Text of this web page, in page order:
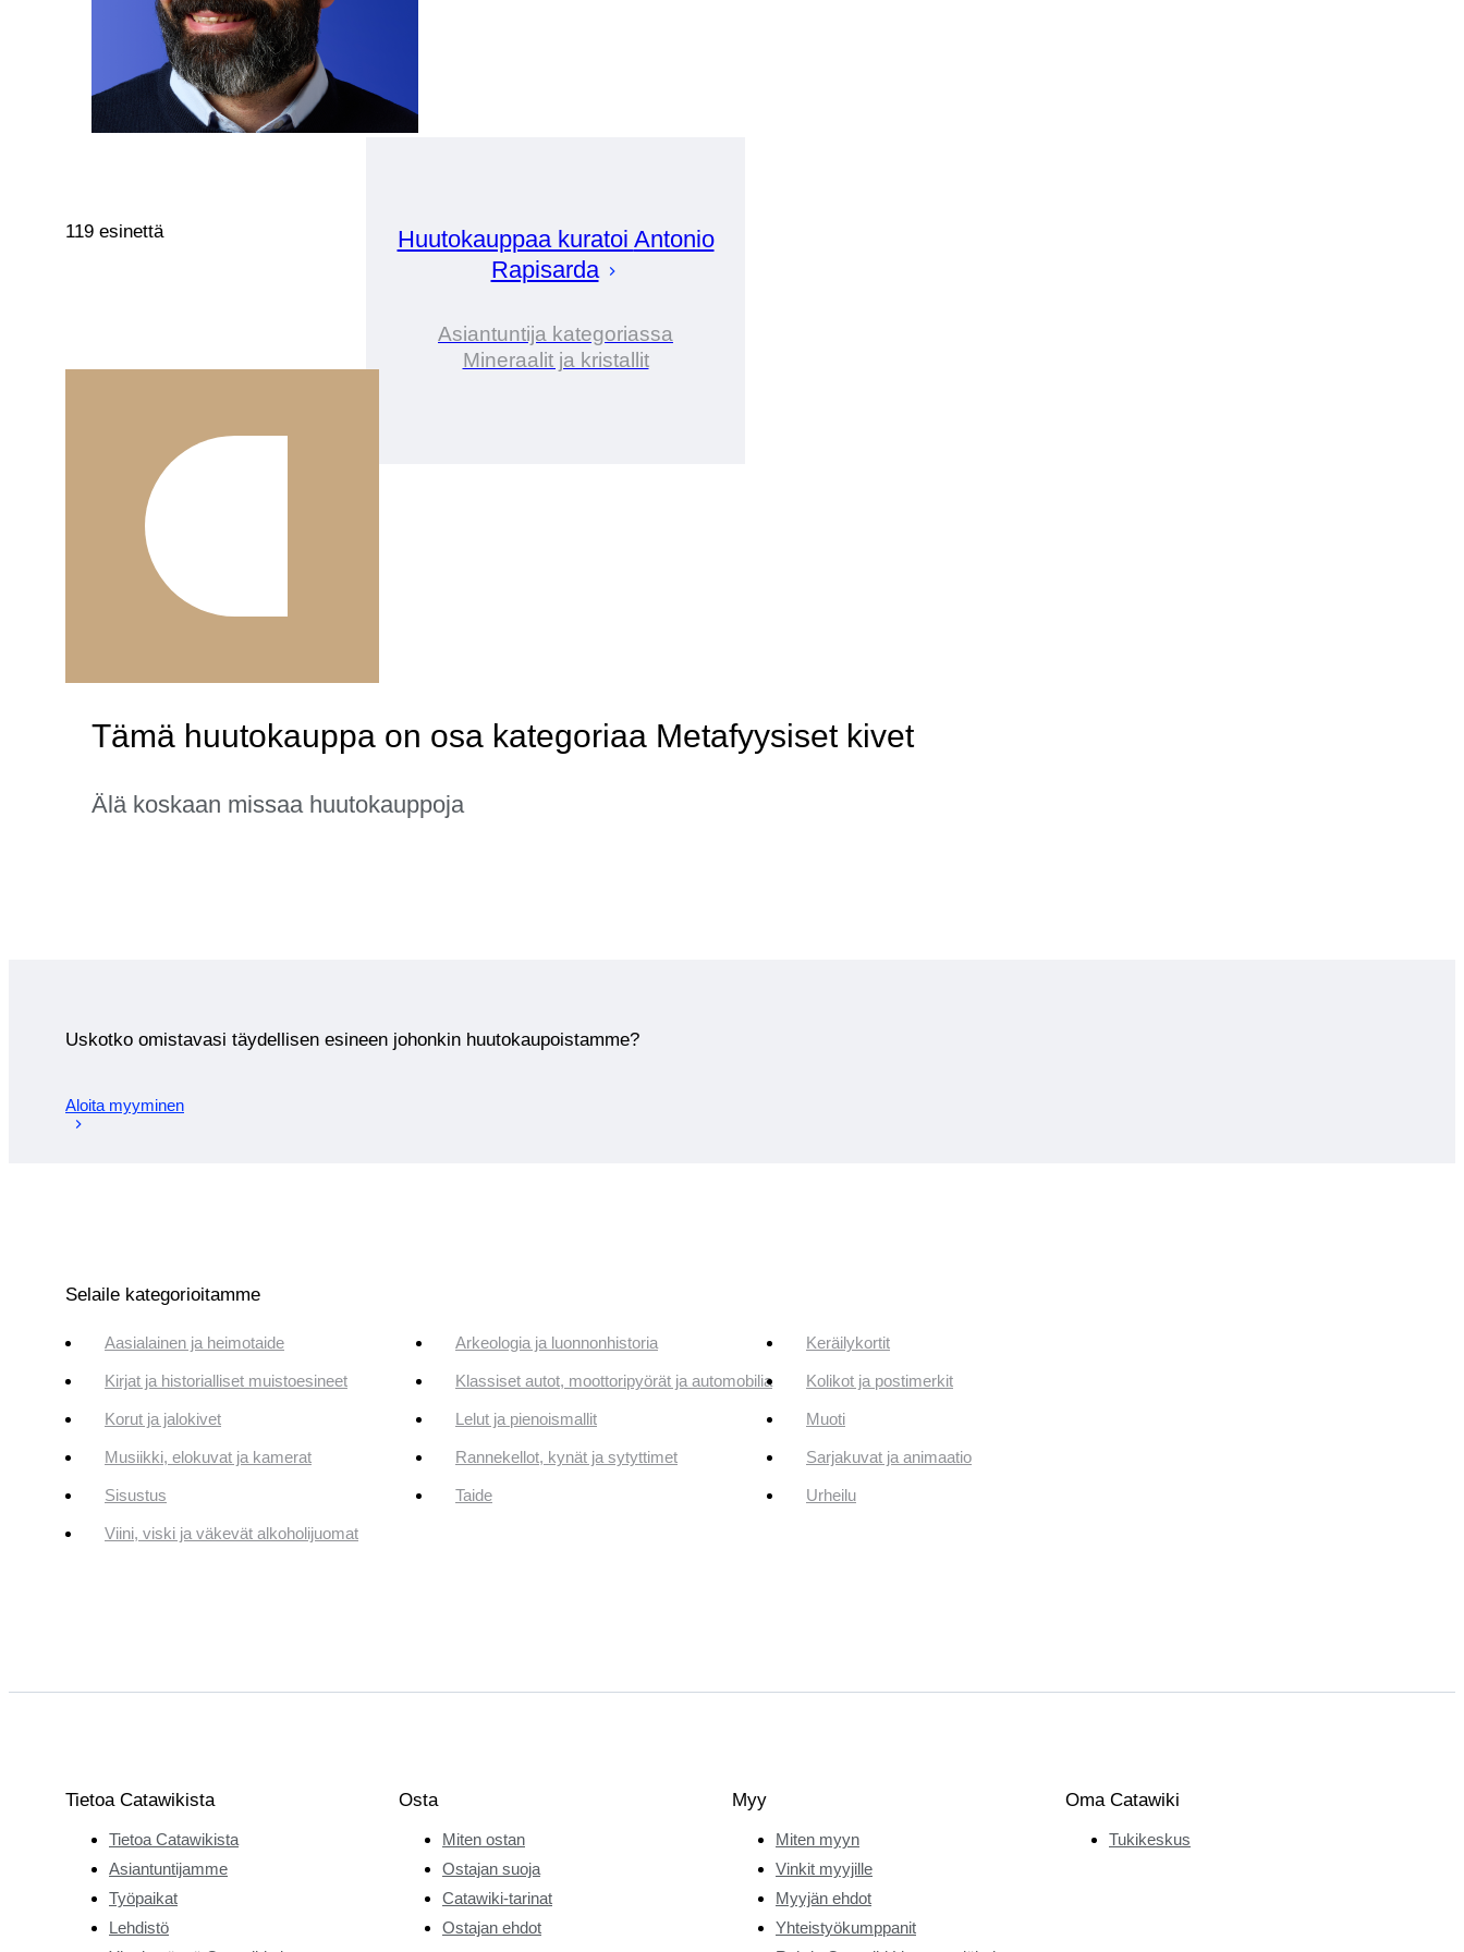
Huutokauppaa kuratoi Antonio
Rapisarda
Asiantuntija kategoriassa
Mineraalit ja kristallit
119 esinettä
Tämä huutokauppa on osa kategoriaa Metafyysiset kivet
Älä koskaan missaa huutokauppoja
Uskotko omistavasi täydellisen esineen johonkin huutokaupoistamme?
Aloita myyminen
Selaile kategorioitamme
Aasialainen ja heimotaide Arkeologia ja luonnonhistoria Keräilykortit
Kirjat ja historialliset muistoesineet Klassiset autot, moottoripyörät ja automobilia Kolikot ja postimerkit
Korut ja jalokivet Lelut ja pienoismallit Muoti
Musiikki, elokuvat ja kamerat Rannekellot, kynät ja sytyttimet Sarjakuvat ja animaatio
Sisustus Taide Urheilu
Viini, viski ja väkevät alkoholijuomat
Tietoa Catawikista
Tietoa Catawikista
Asiantuntijamme
Työpaikat
Lehdistö
Osta
Miten ostan
Ostajan suoja
Catawiki-tarinat
Ostajan ehdot
Myy
Miten myyn
Vinkit myyjille
Myyjän ehdot
Yhteistyökumppanit
Oma Catawiki
Tukikeskus